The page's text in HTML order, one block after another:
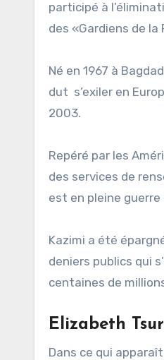
participé à
des «Gardiens de
Né en 1967 à
dut s’exiler en
2003.
Repéré par les
des services de
est en pleine
Kazimi a été
deniers publics qui
centaines de
Elizabeth
Dans ce qui